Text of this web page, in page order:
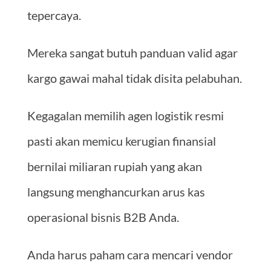
tepercaya.
Mereka sangat butuh panduan valid agar
kargo gawai mahal tidak disita pelabuhan.
Kegagalan memilih agen logistik resmi
pasti akan memicu kerugian finansial
bernilai miliaran rupiah yang akan
langsung menghancurkan arus kas
operasional bisnis B2B Anda.
Anda harus paham cara mencari vendor